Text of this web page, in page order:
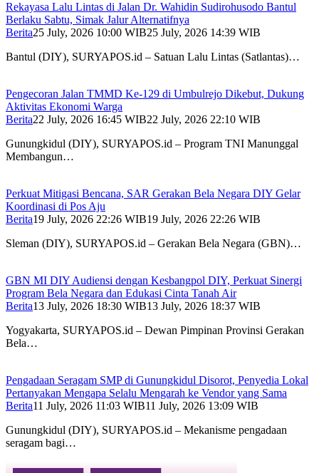
Rekayasa Lalu Lintas di Jalan Dr. Wahidin Sudirohusodo Bantul
Berlaku Sabtu, Simak Jalur Alternatifnya
Berita25 July, 2026 10:00 WIB25 July, 2026 14:39 WIB
Bantul (DIY), SURYAPOS.id – Satuan Lalu Lintas (Satlantas)…
Pengecoran Jalan TMMD Ke-129 di Umbulrejo Dikebut, Dukung
Aktivitas Ekonomi Warga
Berita22 July, 2026 16:45 WIB22 July, 2026 22:10 WIB
Gunungkidul (DIY), SURYAPOS.id – Program TNI Manunggal
Membangun…
Perkuat Mitigasi Bencana, SAR Gerakan Bela Negara DIY Gelar
Koordinasi di Pos Aju
Berita19 July, 2026 22:26 WIB19 July, 2026 22:26 WIB
Sleman (DIY), SURYAPOS.id – Gerakan Bela Negara (GBN)…
GBN MI DIY Audiensi dengan Kesbangpol DIY, Perkuat Sinergi
Program Bela Negara dan Edukasi Cinta Tanah Air
Berita13 July, 2026 18:30 WIB13 July, 2026 18:37 WIB
Yogyakarta, SURYAPOS.id – Dewan Pimpinan Provinsi Gerakan
Bela…
Pengadaan Seragam SMP di Gunungkidul Disorot, Penyedia Lokal
Pertanyakan Mengapa Selalu Mengarah ke Vendor yang Sama
Berita11 July, 2026 11:03 WIB11 July, 2026 13:09 WIB
Gunungkidul (DIY), SURYAPOS.id – Mekanisme pengadaan
seragam bagi…